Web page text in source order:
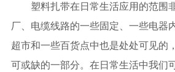
塑料扎带在日常生活应用的范围
厂、电缆线路的一些固定、一些电器
超市和一些百货点中也是处处可见的
可或缺的一部分。在日常生活中我们